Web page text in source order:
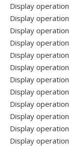
Display
Display
Display
Display
Display
Display
Display
Display
Display
Display
Display
Display